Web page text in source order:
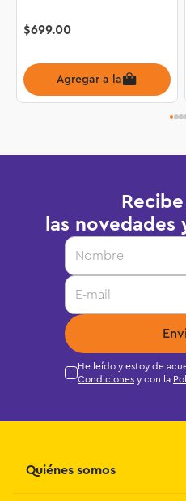
$699.00
Agregar a la bolsa
las
He leído y estoy de
Condiciones y con la
Quiénes somos